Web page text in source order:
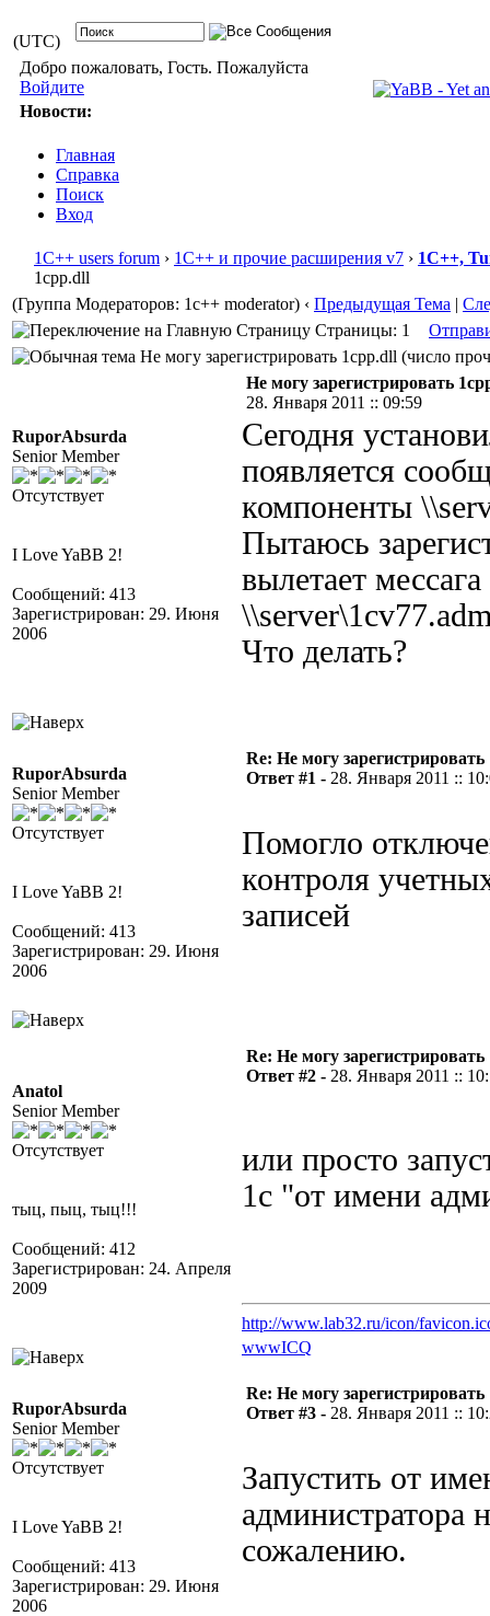
(UTC)
Добро пожаловать, Гость. Пожалуйста
Войдите
Новости:
Главная
Справка
Поиск
Вход
1С++ users forum › 1С++ и прочие расширения v7 › 1С++,
1cpp.dll
(Группа Модераторов: 1c++ moderator) ‹ Предыдущая Тема |
Страницы: 1
Не могу зарегистрировать 1cpp.dll (число
RuporAbsurda
Senior Member
Отсутствует
I Love YaBB 2!
Сообщений: 413
Зарегистрирован: 29. Июня
2006
Не могу зарегистрировать
28. Января 2011 :: 09:59
Сегодня
появляется
компоненты
Пытаюсь
вылетает
Что делать?
RuporAbsurda
Senior Member
Отсутствует
I Love YaBB 2!
Сообщений: 413
Зарегистрирован: 29. Июня
2006
Re: Не могу
Ответ #1 - 28. Января 2011 ::
Помогло
контроля
записей
Anatol
Senior Member
Отсутствует
тыц, пыц, тыц!!!
Сообщений: 412
Зарегистрирован: 24. Апреля
2009
Re: Не могу
Ответ #2 - 28. Января 2011 ::
или просто
1с "от имени
http://www.lab32.ru/icon/
wwwICQ
RuporAbsurda
Senior Member
Отсутствует
I Love YaBB 2!
Сообщений: 413
Зарегистрирован: 29. Июня
2006
Re: Не могу
Ответ #3 - 28. Января 2011 ::
Запустить от
администратора
сожалению.